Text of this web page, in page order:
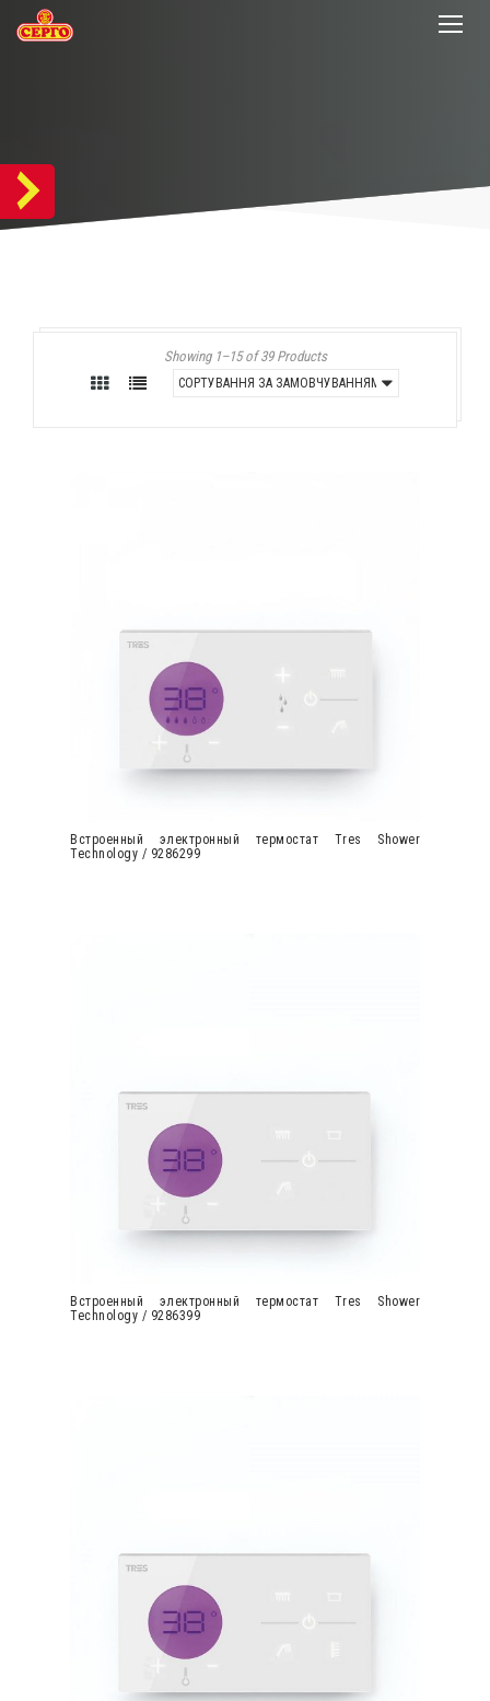
Showing 1–15 of 39 Products
Встроенный электронный термостат Tres Shower
Technology / 9286299
Встроенный электронный термостат Tres Shower
Technology / 9286399